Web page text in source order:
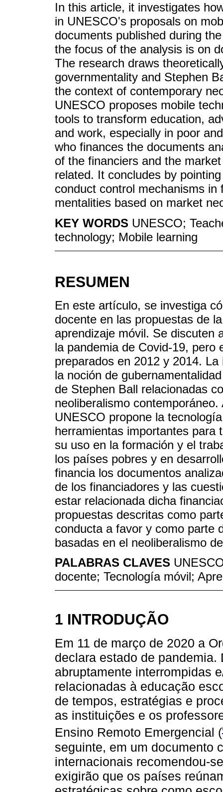
In this article, it investigates
in UNESCO's proposals on
documents published during
the focus of the analysis is on
The research draws
governmentality and Stephen
the context of contemporary
UNESCO proposes mobile
tools to transform education,
and work, especially in poor
who finances the documents
of the financiers and the
related. It concludes by
conduct control mechanisms
mentalities based on market
KEY WORDS UNESCO;
technology; Mobile learning
RESUMEN
En este artículo, se investiga
docente en las propuestas de
aprendizaje móvil. Se discuten
la pandemia de Covid-19, pero
preparados en 2012 y 2014.
la noción de
de Stephen Ball relacionadas
neoliberalismo
UNESCO propone la
herramientas importantes para
su uso en la formación y el
los países pobres y en
financia los documentos
de los financiadores y las
estar relacionada dicha
propuestas descritas como
conducta a favor y como parte
basadas en el neoliberalismo
PALABRAS CLAVES
docente; Tecnología móvil;
1 INTRODUÇÃO
Em 11 de março de 2020 a
declara estado de
abruptamente interrompidas
relacionadas à educação
de tempos, estratégias e
as instituições e os
Ensino Remoto Emergencial (
seguinte, em um documento
internacionais recomendou-
exigirão que os países